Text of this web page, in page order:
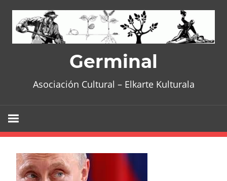
content
Germinal
Asociación Cultural – Elkarte Kulturala